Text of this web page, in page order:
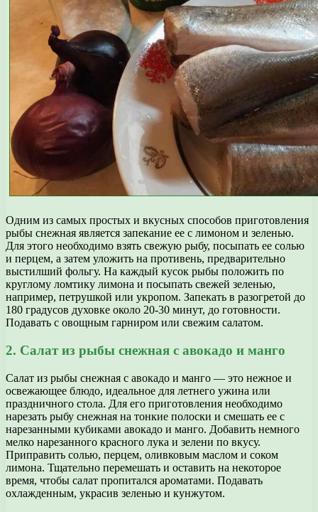
Одним из самых простых и вкусных способов приготовления
рыбы снежная является запекание ее с лимоном и зеленью.
Для этого необходимо взять свежую рыбу, посыпать ее солью
и перцем, а затем уложить на противень, предварительно
выстилший фольгу. На каждый кусок рыбы положить по
круглому ломтику лимона и посыпать свежей зеленью,
например, петрушкой или укропом. Запекать в разогретой до
180 градусов духовке около 20-30 минут, до готовности.
Подавать с овощным гарниром или свежим салатом.
2. Салат из рыбы снежная с авокадо и манго
Салат из рыбы снежная с авокадо и манго — это нежное и
освежающее блюдо, идеальное для летнего ужина или
праздничного стола. Для его приготовления необходимо
нарезать рыбу снежная на тонкие полоски и смешать ее с
нарезанными кубиками авокадо и манго. Добавить немного
мелко нарезанного красного лука и зелени по вкусу.
Приправить солью, перцем, оливковым маслом и соком
лимона. Тщательно перемешать и оставить на некоторое
время, чтобы салат пропитался ароматами. Подавать
охлажденным, украсив зеленью и кунжутом.